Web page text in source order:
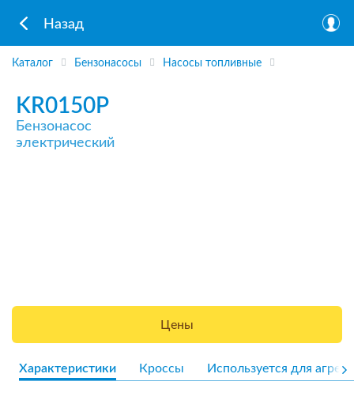
Назад
Каталог Бензонасосы Насосы топливные
KR0150P
Бензонасос
электрический
Цены
Характеристики Кроссы Используется для